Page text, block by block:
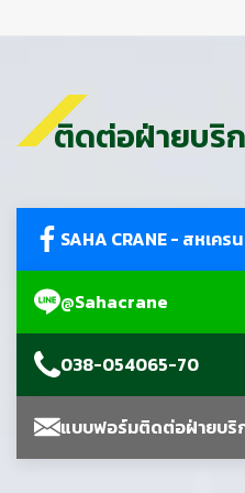
ติดต่อฝ่ายบริ
SAHA CRANE - สหเครน
@Sahacrane
038-054065-70
แบบฟอร์มติดต่อฝ่ายบริ